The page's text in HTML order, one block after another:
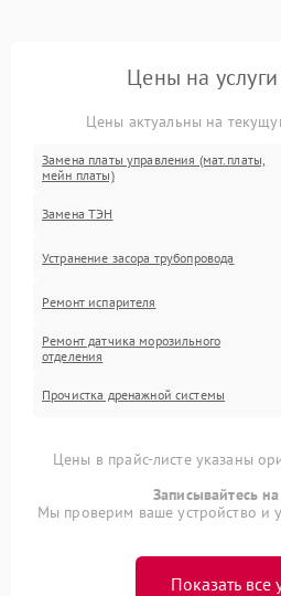
Цены на
Цены актуальны на
Замена платы управления (мат.платы,
мейн платы)
Замена ТЭН
Устранение засора трубопровода
Ремонт испарителя
Ремонт датчика морозильного
отделения
Прочистка дренажной системы
Цены в прайс-листе указаны
Записывайтесь
Мы проверим ваше устройство и
Показать все